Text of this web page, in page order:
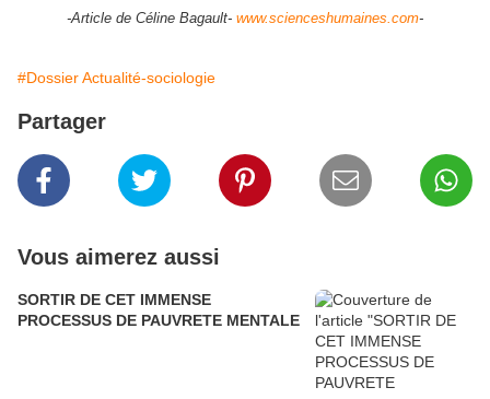
-Article de Céline Bagault- www.scienceshumaines.com-
#Dossier Actualité-sociologie
Partager
Vous aimerez aussi
SORTIR DE CET IMMENSE
PROCESSUS DE PAUVRETE MENTALE